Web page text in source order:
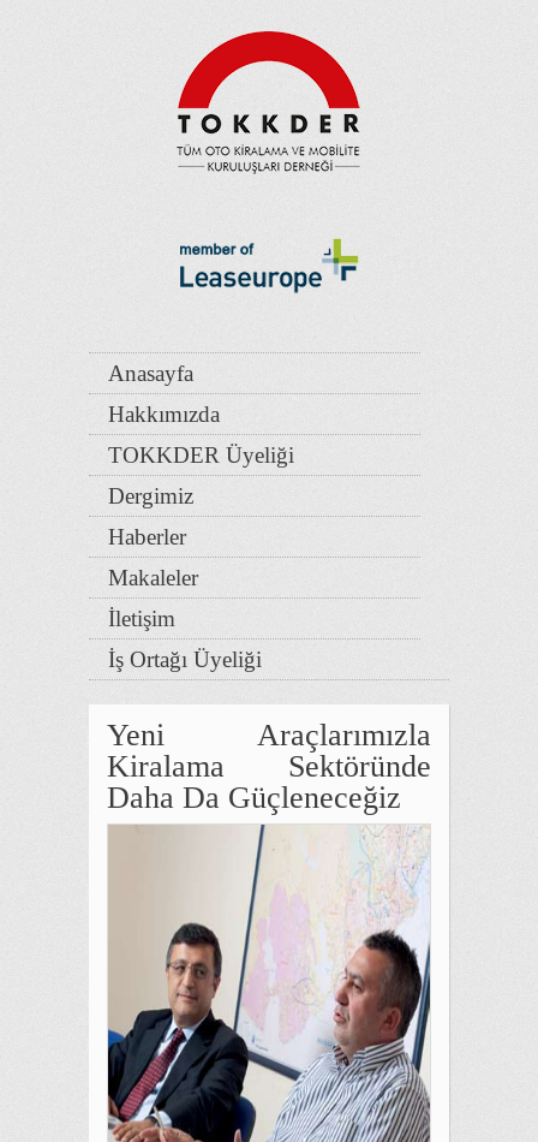
Anasayfa
Hakkımızda
TOKKDER Üyeliği
Dergimiz
Haberler
Makaleler
İletişim
İş Ortağı Üyeliği
Yeni Araçlarımızla
Kiralama Sektöründe
Daha Da Güçleneceğiz